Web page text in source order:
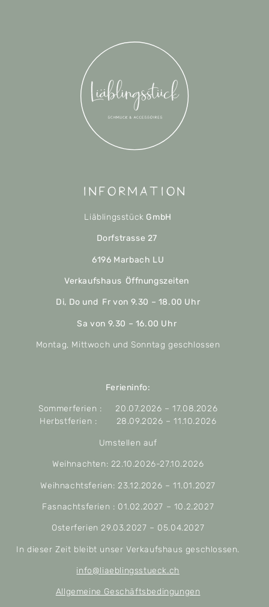
Information
Liäblingsstück GmbH
Dorfstrasse 27
6196 Marbach LU
Verkaufshaus Öffnungszeiten
Di, Do und Fr von 9.30 – 18.00 Uhr
Sa von 9.30 – 16.00 Uhr
Montag, Mittwoch und Sonntag geschlossen
Ferieninfo:
Sommerferien : 20.07.2026 – 17.08.2026
Herbstferien : 28.09.2026 – 11.10.2026
Umstellen auf
Weihnachten: 22.10.2026-27.10.2026
Weihnachtsferien: 23.12.2026 – 11.01.2027
Fasnachtsferien : 01.02.2027 – 10.2.2027
Osterferien 29.03.2027 – 05.04.2027
In dieser Zeit bleibt unser Verkaufshaus geschlossen.
info@liaeblingsstueck.ch
Allgemeine Geschäftsbedingungen